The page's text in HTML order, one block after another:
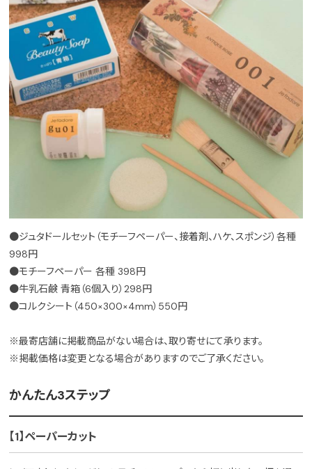
●ジュタドールセット（モチーフペーパー、接着剤、ハケ、スポンジ）各種
998円
●モチーフペーパー 各種 398円
●牛乳石鹸 青箱（6個入り）298円
●コルクシート（450×300×4mm）550円
※最寄店舗に掲載商品がない場合は、取り寄せにて承ります。
※掲載価格は変更となる場合がありますのでご了承ください。
かんたん3ステップ
【1】ペーパーカット